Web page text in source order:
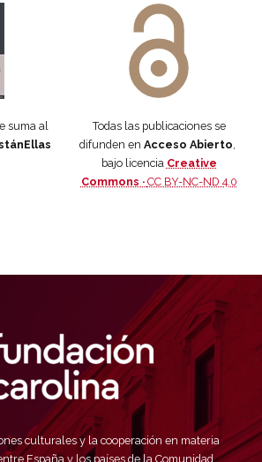
suma al
Todas las publicaciones se
difunden en Acceso Abierto,
bajo licencia Creative
Commons · CC BY-NC-ND 4.0
culturales y la cooperación en materia
España y los países de la Comunidad